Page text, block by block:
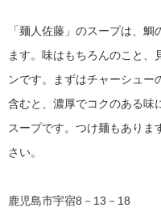
「麺人佐藤」のスープは、
ます。味はもちろんのこと、
ンです。まずはチャーシュー
含むと、濃厚でコクのある味
スープです。つけ麺もありま
さい。
鹿児島市宇宿8－13－18